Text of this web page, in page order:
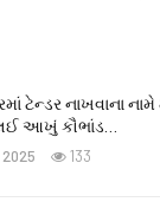
ટેન્ડર નાખવાના
આખું કૌભાંડ…
2025 133